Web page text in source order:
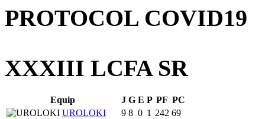
PROTOCOL COVID19
XXXIII LCFA SR
Equip J G E P PF PC
UROLOKI
9 8 0 1 242 69